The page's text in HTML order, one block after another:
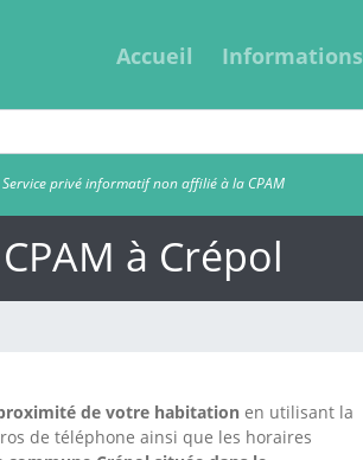
Accueil Informations
Service privé informatif non affilié à la CPAM
CPAM à Crépol
de votre habitation en utilisant la
de téléphone ainsi que les horaires